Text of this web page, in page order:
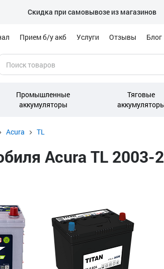
Скидка при самовывозе из магазинов
Прием б/у акб Услуги Отзывы Блог
Промышленные
аккумуляторы
Тяговые
Acura TL
Acura TL 2003-